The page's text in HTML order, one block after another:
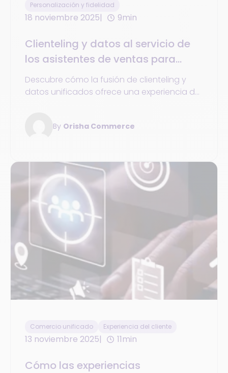
Personalización y fidelidad
18 noviembre 2025 9min
Clienteling y datos al servicio de
los asistentes de ventas para
fortalecer las relaciones con los
clientes
Descubre cómo la fusión de clienteling y
datos unificados ofrece una experiencia del
By Orisha Commerce
Comercio unificado Experiencia del cliente
13 noviembre 2025 11min
Cómo las experiencias